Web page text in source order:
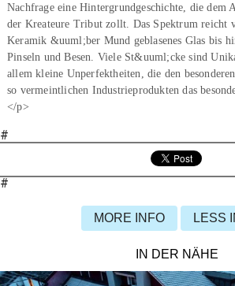
Nachfrage eine Hintergrundgeschichte, die dem
der Kreateure Tribut zollt. Das Spektrum reicht
Keramik &uuml;ber Mund geblasenes Glas bis
Pinseln und Besen. Viele St&uuml;cke sind
allem kleine Unperfektheiten, die den
so vermeintlichen Industrieprodukten das
</p>
#
#
MORE INFO LESS
IN DER NÄHE